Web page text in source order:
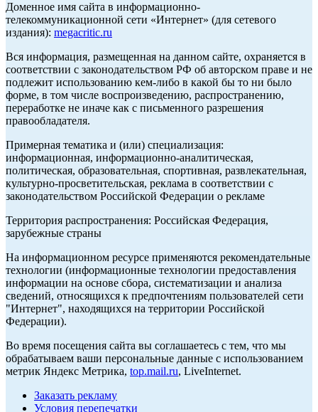
Доменное имя сайта в информационно-
телекоммуникационной сети «Интернет» (для сетевого
издания): megacritic.ru
Вся информация, размещенная на данном сайте, охраняется в
соответствии с законодательством РФ об авторском праве и не
подлежит использованию кем-либо в какой бы то ни было
форме, в том числе воспроизведению, распространению,
переработке не иначе как с письменного разрешения
правообладателя.
Примерная тематика и (или) специализация:
информационная, информационно-аналитическая,
политическая, образовательная, спортивная, развлекательная,
культурно-просветительская, реклама в соответствии с
законодательством Российской Федерации о рекламе
Территория распространения: Российская Федерация,
зарубежные страны
На информационном ресурсе применяются рекомендательные
технологии (информационные технологии предоставления
информации на основе сбора, систематизации и анализа
сведений, относящихся к предпочтениям пользователей сети
"Интернет", находящихся на территории Российской
Федерации).
Во время посещения сайта вы соглашаетесь с тем, что мы
обрабатываем ваши персональные данные с использованием
метрик Яндекс Метрика, top.mail.ru, LiveInternet.
Заказать рекламу
Условия перепечатки